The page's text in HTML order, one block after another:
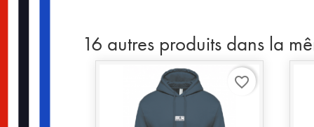
16 autres produits dans la
favorite_border